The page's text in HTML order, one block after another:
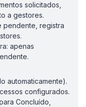
solicitados,
a gestores.
pendente, registra
apenas
automaticamente).
configurados.
Concluído,